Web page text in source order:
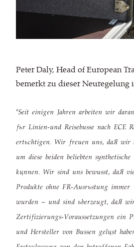
Peter Daly, Head of European
bemerkt zu dieser Neuregelung
"Seit einigen Jahren arbeiten wir
für Linien-und Reisebusse nach ECE
ertüchtigen. Wir freuen uns, daß wir
um diese beiden beliebten
können. Wir sind uns bewusst, daß
Produkte ohne FR-Ausrüstung immer
wurden – und sind überzeugt, daß
Zertifizierungs-Voraussetzungen ein
und Hersteller von Bussen gelöst